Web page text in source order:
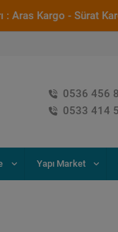
- Sürat Kargo -
0536 456
0533 414
Yapı Market